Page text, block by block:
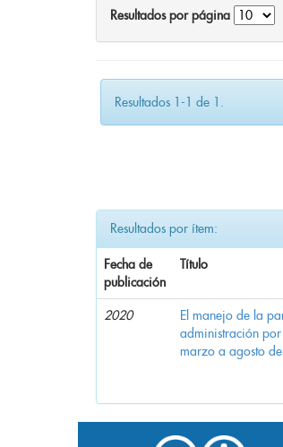
Resultados por página
Resultados 1-1 de 1.
Resultados por ítem:
Fecha de
publicación
Título
2020
El manejo de la
administración por
marzo a agosto